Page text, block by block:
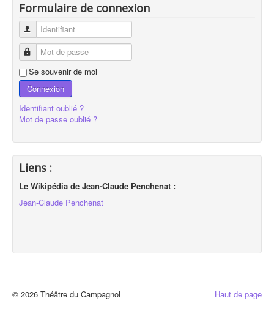
Formulaire de connexion
Identifiant
Mot de passe
Se souvenir de moi
Connexion
Identifiant oublié ?
Mot de passe oublié ?
Liens :
Le Wikipédia de Jean-Claude Penchenat :
Jean-Claude Penchenat
Haut de page
© 2026 Théâtre du Campagnol